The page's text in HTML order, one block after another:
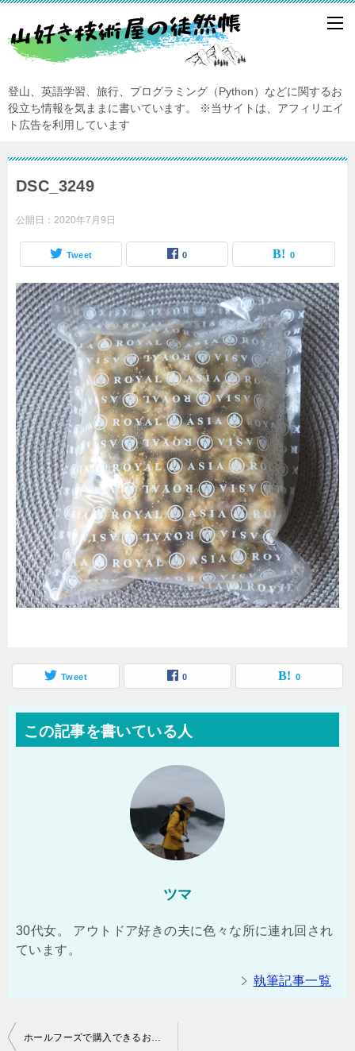
登山、英語学習、旅行、プログラミング（Python）などに関するお
役立ち情報を気ままに書いています。
※当サイトは、アフィリエイ
ト広告を利用しています
DSC_3249
公開日： 2020年7月9日
Tweet 0 0
Tweet 0 0
この記事を書いている人
ツマ
30代女。 アウトドア好きの夫に色々な所に連れ回され
ています。
執筆記事一覧
投
ホールフーズで購入できるおすすめの海鮮冷凍食品